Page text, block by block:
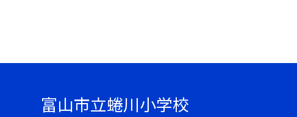
富山市立蜷川小学校